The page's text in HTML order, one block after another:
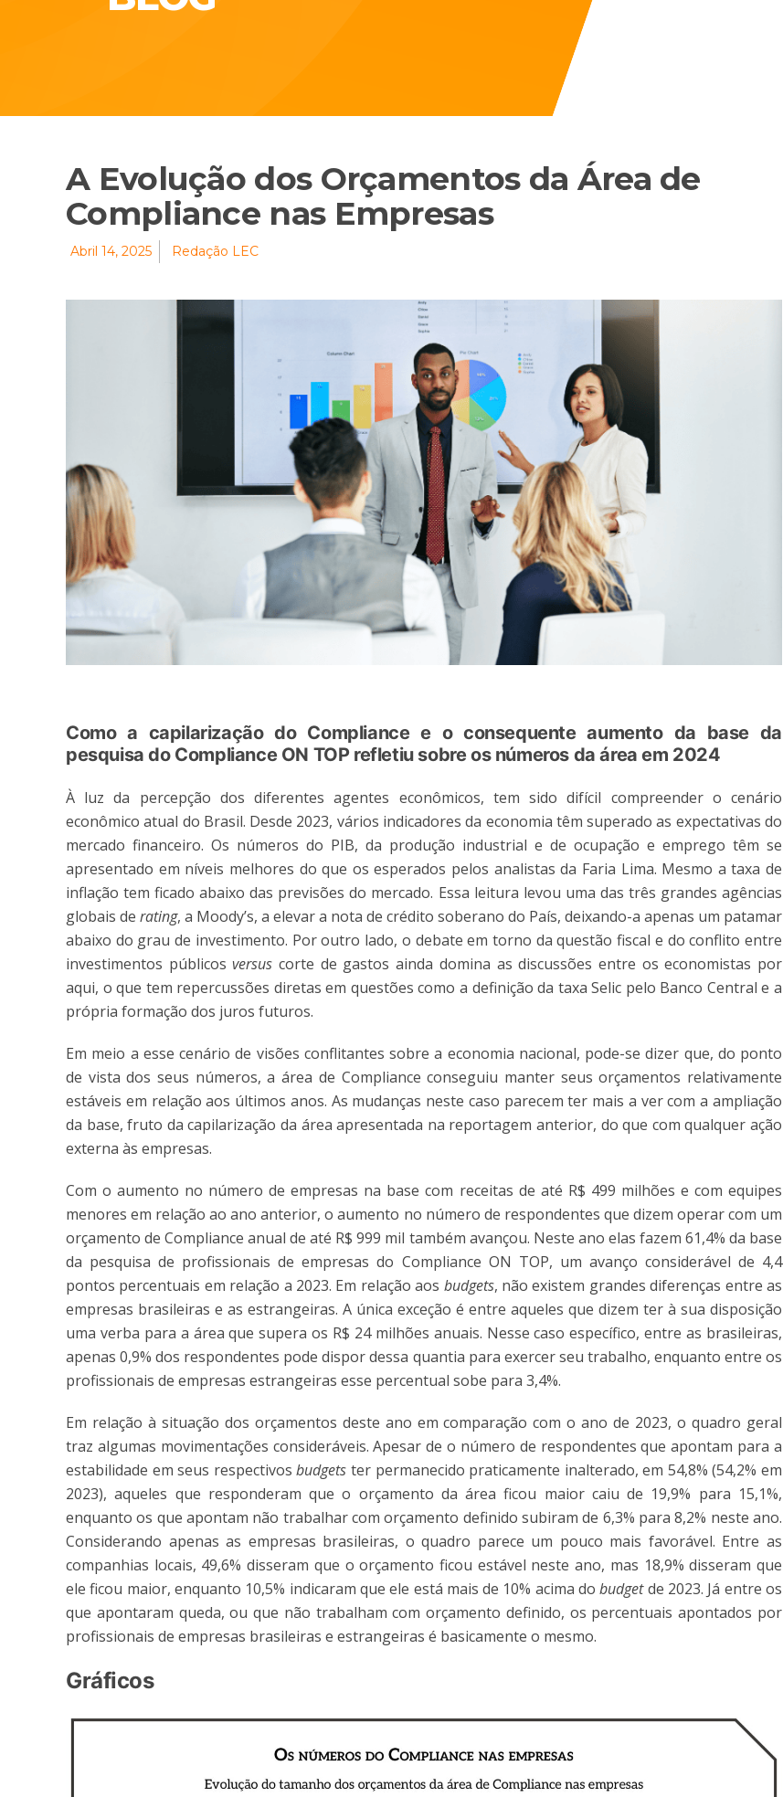
A Evolução dos Orçamentos da Área de
Compliance nas Empresas
Abril 14, 2025 Redação LEC
Como a capilarização do Compliance e o consequente aumento da base da
pesquisa do Compliance ON TOP refletiu sobre os números da área em 2024
À luz da percepção dos diferentes agentes econômicos, tem sido difícil compreender o cenário
econômico atual do Brasil. Desde 2023, vários indicadores da economia têm superado as expectativas do
mercado financeiro. Os números do PIB, da produção industrial e de ocupação e emprego têm se
apresentado em níveis melhores do que os esperados pelos analistas da Faria Lima. Mesmo a taxa de
inflação tem ficado abaixo das previsões do mercado. Essa leitura levou uma das três grandes agências
globais de rating, a Moody’s, a elevar a nota de crédito soberano do País, deixando-a apenas um patamar
abaixo do grau de investimento. Por outro lado, o debate em torno da questão fiscal e do conflito entre
investimentos públicosversus corte de gastos ainda domina as discussões entre os economistas por
aqui, o que tem repercussões diretas em questões como a definição da taxa Selic pelo Banco Central e a
própria formação dos juros futuros.
Em meio a esse cenário de visões conflitantes sobre a economia nacional, pode-se dizer que, do ponto
de vista dos seus números, a área de Compliance conseguiu manter seus orçamentos relativamente
estáveis em relação aos últimos anos. As mudanças neste caso parecem ter mais a ver com a ampliação
da base, fruto da capilarização da área apresentada na reportagem anterior, do que com qualquer ação
externa às empresas.
Com o aumento no número de empresas na base com receitas de até R$ 499 milhões e com equipes
menores em relação ao ano anterior, o aumento no número de respondentes que dizem operar com um
orçamento de Compliance anual de até R$ 999 mil também avançou. Neste ano elas fazem 61,4% da base
da pesquisa de profissionais de empresas do Compliance ON TOP, um avanço considerável de 4,4
pontos percentuais em relação a 2023. Em relação aos budgets, não existem grandes diferenças entre as
empresas brasileiras e as estrangeiras. A única exceção é entre aqueles que dizem ter à sua disposição
uma verba para a área que supera os R$ 24 milhões anuais. Nesse caso específico, entre as brasileiras,
apenas 0,9% dos respondentes pode dispor dessa quantia para exercer seu trabalho, enquanto entre os
profissionais de empresas estrangeiras esse percentual sobe para 3,4%.
Em relação à situação dos orçamentos deste ano em comparação com o ano de 2023, o quadro geral
traz algumas movimentações consideráveis. Apesar de o número de respondentes que apontam para a
estabilidade em seus respectivosbudgets ter permanecido praticamente inalterado, em 54,8% (54,2% em
2023), aqueles que responderam que o orçamento da área ficou maior caiu de 19,9% para 15,1%,
enquanto os que apontam não trabalhar com orçamento definido subiram de 6,3% para 8,2% neste ano.
Considerando apenas as empresas brasileiras, o quadro parece um pouco mais favorável. Entre as
companhias locais, 49,6% disseram que o orçamento ficou estável neste ano, mas 18,9% disseram que
ele ficou maior, enquanto 10,5% indicaram que ele está mais de 10% acima dobudgetde 2023. Já entre os
que apontaram queda, ou que não trabalham com orçamento definido, os percentuais apontados por
profissionais de empresas brasileiras e estrangeiras é basicamente o mesmo.
Gráficos